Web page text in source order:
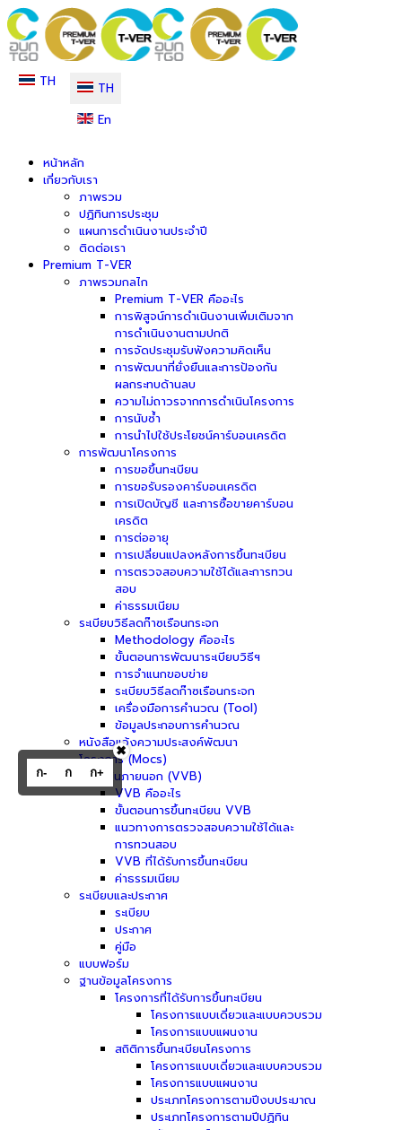
TH
TH
En
หน้าหลัก
เกี่ยวกับเรา
ภาพรวม
ปฏิทินการประชุม
แผนการดำเนินงานประจำปี
ติดต่อเรา
Premium T-VER
ภาพรวมกลไก
Premium T-VER คืออะไร
การพิสูจน์การดำเนินงานเพิ่มเติมจาก
การดำเนินงานตามปกติ
การจัดประชุมรับฟังความคิดเห็น
การพัฒนาที่ยั่งยืนและการป้องกัน
ผลกระทบด้านลบ
ความไม่ถาวรจากการดำเนินโครงการ
การนับซ้ำ
การนำไปใช้ประโยชน์คาร์บอนเครดิต
การพัฒนาโครงการ
การขอขึ้นทะเบียน
การขอรับรองคาร์บอนเครดิต
การเปิดบัญชี และการซื้อขายคาร์บอน
เครดิต
การต่ออายุ
การเปลี่ยนแปลงหลังการขึ้นทะเบียน
การตรวจสอบความใช้ได้และการทวน
สอบ
ค่าธรรมเนียม
ระเบียบวิธีลดก๊าซเรือนกระจก
Methodology คืออะไร
ขั้นตอนการพัฒนาระเบียบวิธีฯ
การจำแนกขอบข่าย
ระเบียบวิธีลดก๊าซเรือนกระจก
เครื่องมือการคำนวณ (Tool)
ข้อมูลประกอบการคำนวณ
หนังสือแจ้งความประสงค์พัฒนา
โครงการ (Mocs)
ผู้ประเมินภายนอก (VVB)
VVB คืออะไร
ขั้นตอนการขึ้นทะเบียน VVB
แนวทางการตรวจสอบความใช้ได้และ
การทวนสอบ
VVB ที่ได้รับการขึ้นทะเบียน
ค่าธรรมเนียม
ระเบียบและประกาศ
ระเบียบ
ประกาศ
คู่มือ
แบบฟอร์ม
ฐานข้อมูลโครงการ
โครงการที่ได้รับการขึ้นทะเบียน
โครงการแบบเดี่ยวและแบบควบรวม
โครงการแบบแผนงาน
สถิติการขึ้นทะเบียนโครงการ
โครงการแบบเดี่ยวและแบบควบรวม
โครงการแบบแผนงาน
ประเภทโครงการตามปีงบประมาณ
ประเภทโครงการตามปีปฏิทิน
ก- ก ก+
✖